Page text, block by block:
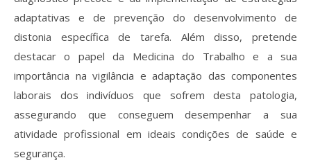
adaptativas e de prevenção do desenvolvimento de
distonia específica de tarefa. Além disso, pretende
destacar o papel da Medicina do Trabalho e a sua
importância na vigilância e adaptação das componentes
laborais dos indivíduos que sofrem desta patologia,
assegurando que conseguem desempenhar a sua
atividade profissional em ideais condições de saúde e
segurança.